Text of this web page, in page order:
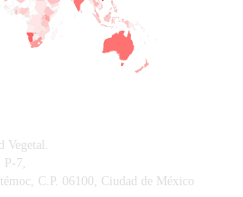
Vegetal.
P-7,
C.P. 06100, Ciudad de México